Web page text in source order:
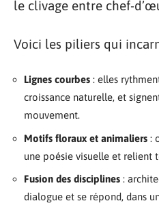
le clivage entre chef-
Voici les piliers qui
Lignes courbes : elles
croissance naturelle, et
mouvement.
Motifs floraux et animaliers :
une poésie visuelle et relient
Fusion des disciplines :
dialogue et se répond, dans